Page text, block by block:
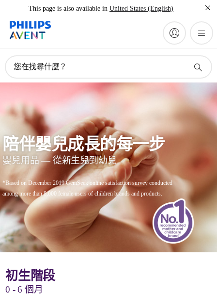
This page is also available in United States (English)
您在找尋什麼？
陪伴嬰兒成長的每一步
嬰兒用品 — 從新生兒到幼兒
*Based on December 2019 GemSeek online satisfaction survey conducted
among more than 8,000 female users of children brands and products.
初生階段
0 - 6 個月